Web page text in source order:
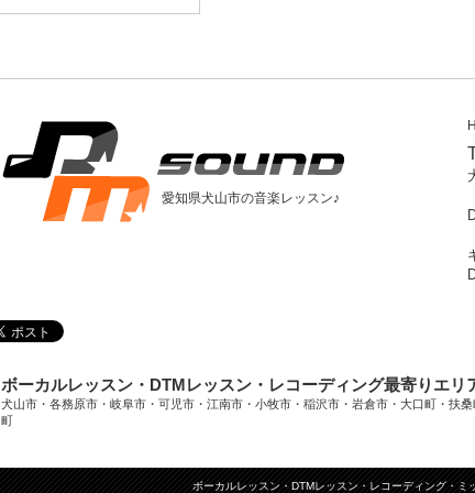
愛知県犬山市の音楽レッスン♪
ボーカルレッスン・DTMレッスン・レコーディング最寄りエリ
犬山市・各務原市・岐阜市・可児市・江南市・小牧市・稲沢市・岩倉市・大口町・扶
町
ボーカルレッスン・DTMレッスン・レコーディング・